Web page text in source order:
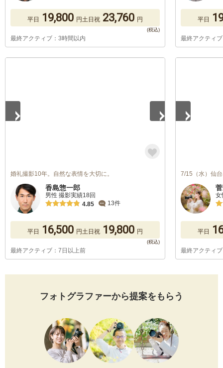
平日 19,800 円土日祝 23,760 円
最終アクティブ：3時間以内
平日
最終アクティ
婚礼撮影10年。自然な表情を大切に。
香島惣一郎
男性 撮影実績18回
4.85
13件
平日 16,500 円土日祝 19,800 円
最終アクティブ：7日以上前
7/15（水）仙
女
平日
最終アクティ
フォトグラファーから提案をもらう